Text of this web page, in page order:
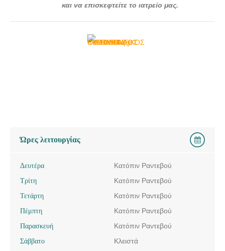
ΟΡΘΟΔΟΝΤΙΚΟΣ ΠΑΤΡΑ | ΚΥΡΙΟΠΟΥΛΟΣ ΣΤΑΥΡΟΣ ---
ΟΡΘΟΔΟΝΤΙΚΟΣ ΠΑΤΡΑ | ΚΥΡΙΟΠΟΥΛΟΣ ΣΤΑΥΡΟΣ ---
και να επισκεφτείτε το ιατρείο μας.
Ώρες λειτουργίας
Δευτέρα
Κατόπιν Ραντεβού
Τρίτη
Κατόπιν Ραντεβού
Τετάρτη
Κατόπιν Ραντεβού
Πέμπτη
Κατόπιν Ραντεβού
Παρασκευή
Κατόπιν Ραντεβού
Σάββατο
Κλειστά